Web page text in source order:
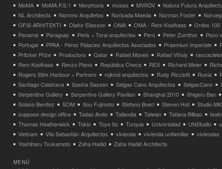
MoMA
MoMA P.S.1 Morphosis museo MVRDV
Natura Futura
NL Architects
Nommo Arquitetos Norisada Maeda Norman Foster
OFIS ARHITEKTI
Olafur Eliasson OMA OMA - Rem Koolhaas
Ordos 100
Panamá
Paraguay Peris + Toral arquitectes Perú Peter Zumthor
Pezo
Portugal
PPAA - Pérez Palacios Arquitectos Asociados Praemium Imperiale
Pritzker Prize
Productora Qatar Rafael Moneo Rafael Viñoly
Rem Koolhaas
Renzo Piano República Checa REX Richard Meier
Rogers Stirk Harbour + Partners
rojkind arquitectos Rudy Ricciotti Rusia
Santiago Calatrava
Saskia Sassen Selgas Cano Arquitectos SelgasCano
Serpentine Gallery
Serpentine Gallery Pavilion Shanghai 2010
Shigeru Ban
Solano Benítez
SOM Sou Fujimoto Stefano Boeri Steven Holl
Studio
suppose design office
Tadao Ando Tailandia Taiwan Tatiana Bilbao
Thomas Heatherwick
Tokio Toyo Ito Turquia Universidad UNStudio
Vietnam
Vila Sebastián Arquitectos vivienda vivienda unifamiliar
viviendas
Yoshiharu Tsukamoto
Zaha Hadid Zaha Hadid Architects
MENÚ